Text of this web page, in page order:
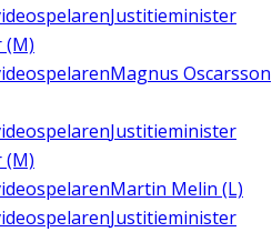
Justitieminister
(M)
Magnus Oscarsson
Justitieminister
(M)
Martin Melin (L)
Justitieminister